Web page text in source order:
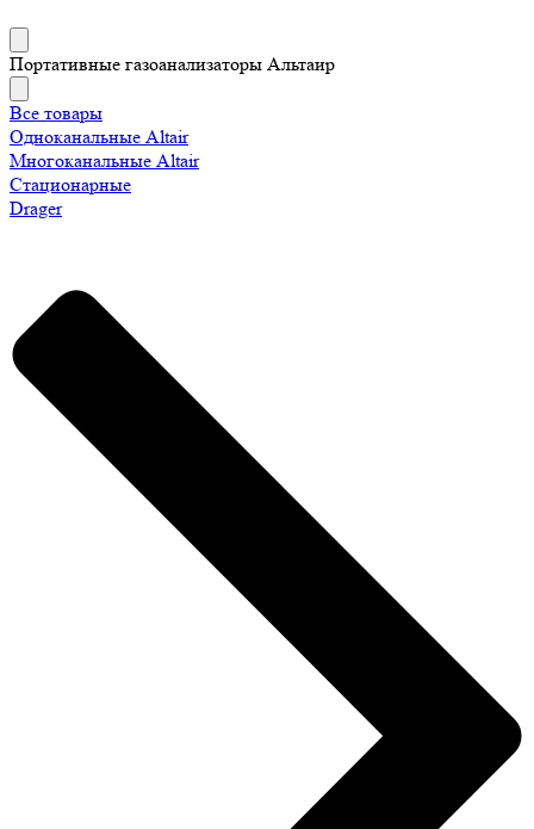
Портативные газоанализаторы Альтаир
Все товары
Одноканальные Altair
Многоканальные Altair
Стационарные
Drager